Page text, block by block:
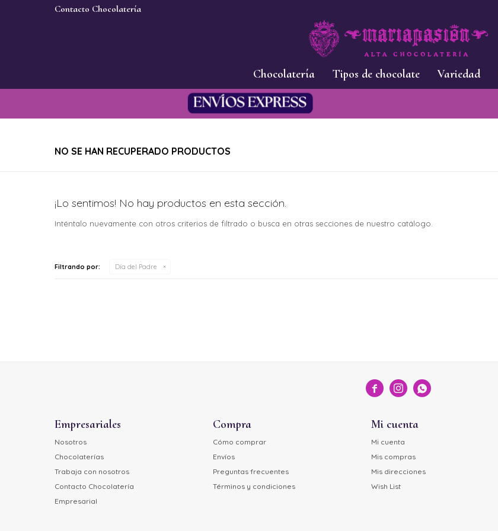
Chocolatería Tipos de chocolate Variedad
Contacto Chocolatería
NO SE HAN RECUPERADO PRODUCTOS
¡Lo sentimos! No hay productos en esta sección.
Inténtalo nuevamente con otros criterios de filtrado o busca en otras secciones de nuestro catálogo.
Filtrando por: Día del Padre
  
Empresariales
Nosotros
Chocolaterías
Trabaja con nosotros
Contacto Chocolatería
Empresarial
Compra
Cómo comprar
Envíos
Preguntas frecuentes
Términos y condiciones
Mi cuenta
Mi cuenta
Mis compras
Mis direcciones
Wish List